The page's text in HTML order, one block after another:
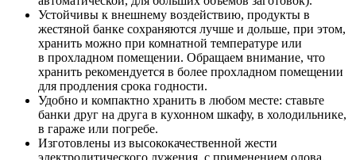
Устойчивы к внешнему воздействию, продукты в
жестяной банке сохраняются лучше и дольше, при этом,
хранить можно при комнатной температуре или
в прохладном помещении. Обращаем внимание, что
хранить рекомендуется в более прохладном помещении
для продления срока годности.
Удобно и компактно хранить в любом месте: ставьте
банки друг на друга в кухонном шкафу, в холодильнике,
в гараже или погребе.
Изготовлены из высококачественной жести
электролитического лужения, с применением олова.